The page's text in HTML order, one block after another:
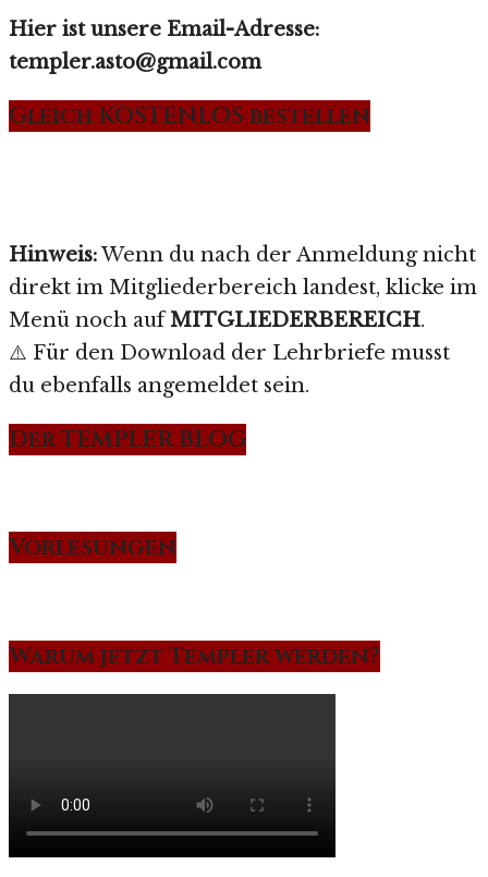
Hier ist unsere Email-Adresse:
templer.asto@gmail.com
Gleich KOSTENLOS bestellen
Hinweis:Wenn du nach der Anmeldung nicht
direkt im Mitgliederbereich landest, klicke im
Menü noch aufMITGLIEDERBEREICH.
⚠️ Für den Download der Lehrbriefe musst
du ebenfalls angemeldet sein.
Der TEMPLER BLOG
Vorlesungen
Warum jetzt Templer werden?